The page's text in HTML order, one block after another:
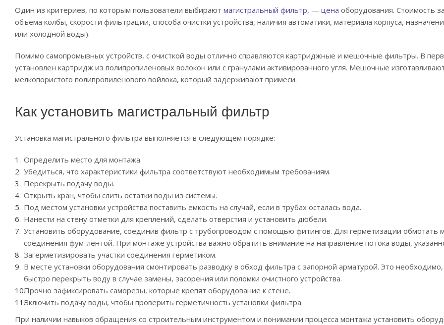
Один из критериев, по которым пользователи выбирают магистральный фильтр, — цена оборудования. Стоимость
объема колбы, скорости фильтрации, способа очистки устройства, наличия автоматики, материала корпуса,
или холодной воды).
Помимо самопромывных устройств, с очисткой воды отлично справляются картриджные и мешочные фильтры. В
установлен картридж из полипропиленовых волокон или с гранулами активированного угля. Мешочные
мелкопористого полипропиленового войлока, который задерживают примеси.
Как установить магистральный фильтр
Установка магистрального фильтра выполняется в следующем порядке:
Определить место для монтажа.
Убедиться, что характеристики фильтра соответствуют необходимым требованиям.
Перекрыть подачу воды.
Открыть кран, чтобы слить остатки воды из системы.
Под местом установки устройства поставить емкость на случай, если в трубах осталась вода.
Нанести на стену отметки для креплений, сделать отверстия и установить дюбели.
Установить оборудование, соединив фильтр с трубопроводом с помощью фитингов. Для герметизации обмотать
соединения фум-лентой. При монтаже устройства важно обратить внимание на направление потока воды,
Загерметизировать участки соединения герметиком.
В месте установки оборудования смонтировать разводку в обход фильтра с запорной арматурой. Это
быстро перекрыть воду в случае замены, засорения или поломки очистного устройства.
Прочно зафиксировать саморезы, которые крепят оборудование к стене.
Включить подачу воды, чтобы проверить герметичность установки фильтра.
При наличии навыков обращения со строительным инструментом и понимании процесса монтажа установить